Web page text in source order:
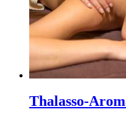
Thalasso-